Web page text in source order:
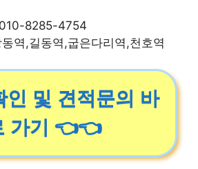
8285-4754
역,길동역,굽은다리역,천호역
인 및 견적문의 바
가기 👈👈